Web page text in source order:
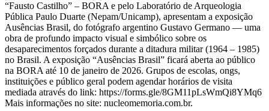
“Fausto Castilho” – BORA e pelo Laboratório de Arqueologia
Pública Paulo Duarte (Nepam/Unicamp), apresentam a exposição
Ausências Brasil, do fotógrafo argentino Gustavo Germano — uma
obra de profundo impacto visual e simbólico sobre os
desaparecimentos forçados durante a ditadura militar (1964 – 1985)
no Brasil. A exposição “Ausências Brasil” ficará aberta ao público
na BORA até 10 de janeiro de 2026. Grupos de escolas, ongs,
instituições e público geral podem agendar horários de visita
mediada através do link: https://forms.gle/8GM11pLsWmQi8YMq6
Mais informações no site: nucleomemoria.com.br.